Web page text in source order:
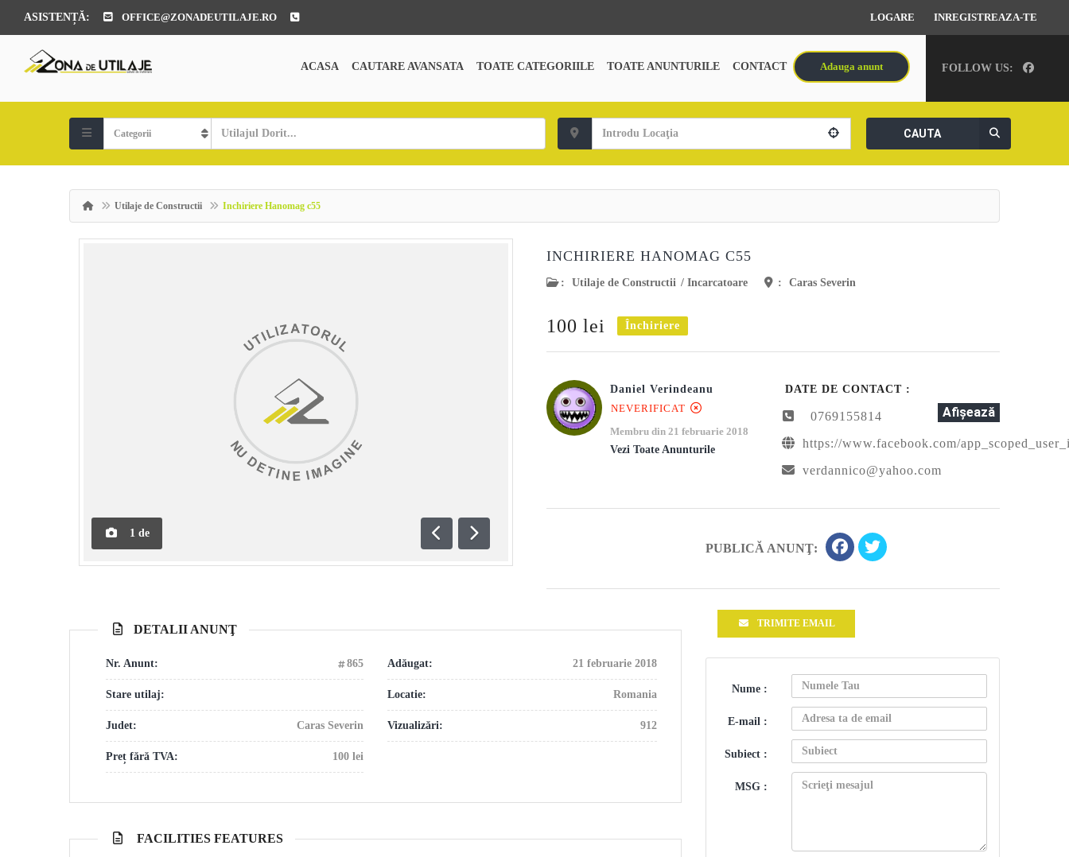
ASISTENȚĂ: OFFICE@ZONADEUTILAJE.RO LOGARE INREGISTREAZA-TE
FOLLOW US:
Adauga anunt
ACASA CAUTARE AVANSATA TOATE CATEGORIILE TOATE ANUNTURILE CONTACT
CAUTA
Utilaje de Constructii Inchiriere Hanomag c55
1 de
Anterioară
Următoare
INCHIRIERE HANOMAG C55
: Utilaje de Constructii / Incarcatoare : Caras Severin
100 lei Închiriere
Daniel Verindeanu
NEVERIFICAT
Membru din 21 februarie 2018
Vezi Toate Anunturile
DATE DE CONTACT :
0769155814 Afişează
https://www.facebook.com/
verdannico@yahoo.com
PUBLICĂ ANUNŢ:
DETALII ANUNŢ
Nr. Anunt: 865 Adăugat: 21 februarie 2018
Stare utilaj: Locatie: Romania
Judet: Caras Severin Vizualizări: 912
Preț fără TVA: 100 lei
FACILITIES FEATURES
TRIMITE EMAIL
Nume :
E-mail :
Subiect :
MSG :